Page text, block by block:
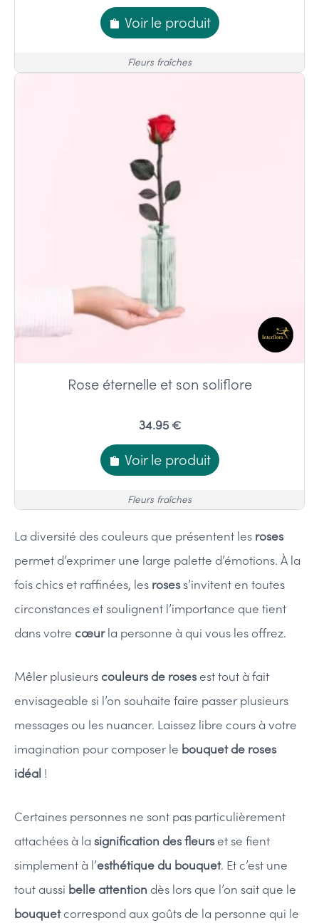
Voir le produit
Fleurs fraîches
Rose éternelle et son soliflore
34.95 €
Voir le produit
Fleurs fraîches
La diversité des couleurs que présentent les roses
permet d’exprimer une large palette d’émotions. À la
fois chics et raffinées, les rosess’invitent en toutes
circonstances et soulignent l’importance que tient
dans votre cœurla personne à qui vous les offrez.
Mêler plusieurscouleurs de rosesest tout à fait
envisageable si l’on souhaite faire passer plusieurs
messages ou les nuancer. Laissez libre cours à votre
imagination pour composer le bouquet de roses
idéal !
Certaines personnes ne sont pas particulièrement
attachées à la signification des fleurset se fient
simplement à l’esthétique du bouquet. Et c’est une
tout aussi belle attention dès lors que l’on sait que le
bouquetcorrespond aux goûts de la personne qui le